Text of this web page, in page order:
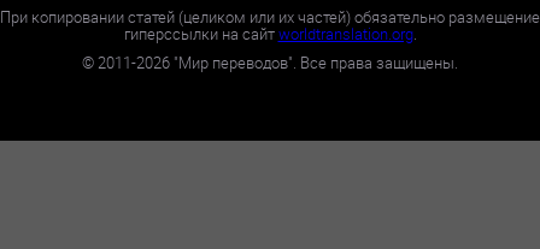
При копировании статей (целиком или их частей) обязательно размещение
гиперссылки на сайтworldtranslation.org.
©2011-2026 "Мир переводов". Все права защищены.